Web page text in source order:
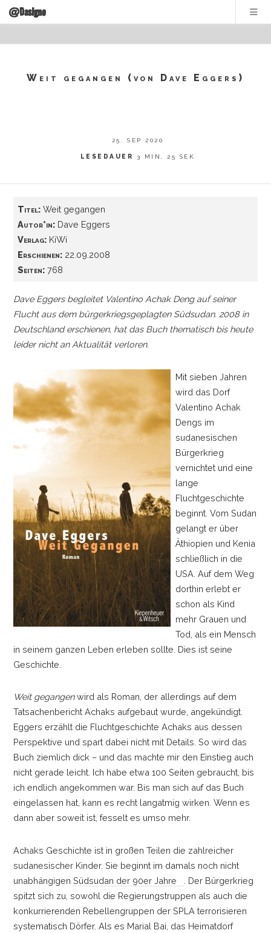
@DasIgno
Weit gegangen (von Dave Eggers)
25. SEP 2020
LESEDAUER 3 MIN, 25 SEK
Titel:Weit gegangen
Autor*in:Dave Eggers
Verlag:KiWi
Erschienen:22.09.2008
Seiten:768
Dave Eggers begleitet Valentino Achak Deng auf seiner
Flucht aus dem bürgerkriegsgeplagten Südsudan. 2008 in
Deutschland erschienen, hat das Buch thematisch bis heute
leider nicht an Aktualität verloren.
Mit sieben Jahren
wird das Dorf
Valentino Achak
Dengs im
sudanesischen
Bürgerkrieg
vernichtet und eine
lange
Fluchtgeschichte
beginnt. Vom Sudan
gelangt er über
Äthiopien und Kenia
schließlich in die
USA. Auf dem Weg
dorthin erlebt er
schon als Kind
mehr Grauen und
Tod, als ein Mensch
in seinem ganzen Leben erleben sollte. Dies ist seine
Geschichte.
Weit gegangenwird als Roman, der allerdings auf dem
Tatsachenbericht Achaks aufgebaut wurde, angekündigt.
Eggers erzählt die Fluchtgeschichte Achaks aus dessen
Perspektive und spart dabei nicht mit Details. So wird das
Buch ziemlich dick –und das machte mir den Einstieg auch
nicht gerade leicht. Ich habe etwa 100 Seiten gebraucht, bis
ich endlich angekommen war. Bis man sich auf das Buch
eingelassen hat, kann es recht langatmig wirken. Wenn es
dann aber soweit ist, fesselt es umso mehr.
Achaks Geschichte ist in großen Teilen die zahlreicher
sudanesischer Kinder. Sie beginnt im damals noch nicht
unabhängigen Südsudan der 90er Jahre
. Der Bürgerkrieg
spitzt sich zu, sowohl die Regierungstruppen als auch die
konkurrierenden Rebellengruppen der SPLA terrorisieren
systematisch Dörfer. Als es Marial Bai, das Heimatdorf